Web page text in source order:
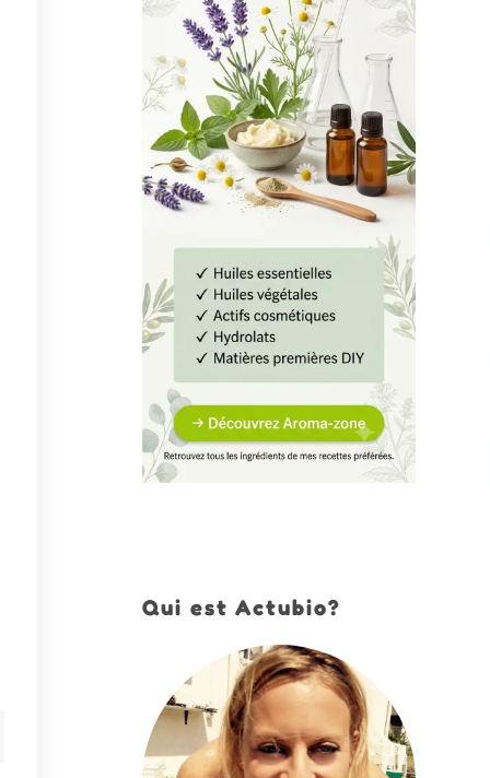
Qui est Actubio?